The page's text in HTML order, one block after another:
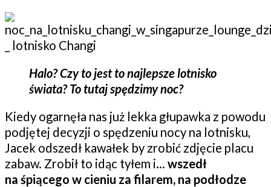
Halo? Czy to jest to najlepsze lotnisko
świata? To tutaj spędzimy noc?
Kiedy ogarnęła nas już lekka głupawka z powodu
podjętej decyzji o spędzeniu nocy na lotnisku,
Jacek odszedł kawałek by zrobić zdjęcie placu
zabaw. Zrobił to idąc tyłem i… wszedł
na śpiącego w cieniu za filarem, na podłodze